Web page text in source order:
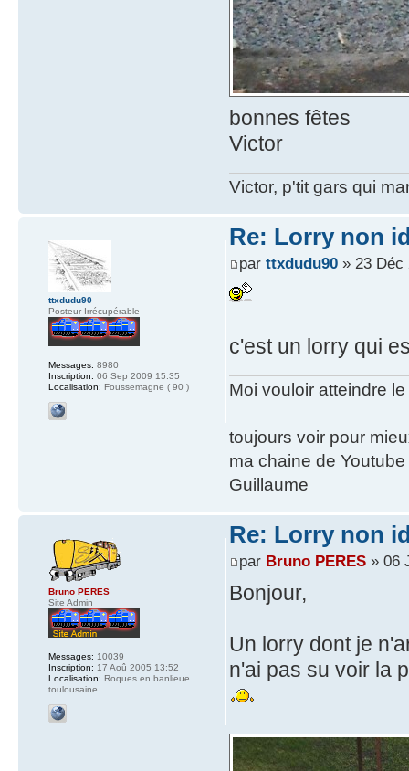
bonnes fêtes
Victor
Victor, p'tit gars qui
Re: Lorry non
par ttxdudu90» 23 Déc
c'est un lorry qui
Moi vouloir atteindre
toujours voir pour
ma chaine de
Guillaume
ttxdudu90
Posteur Irrécupérable
Messages: 8980
Inscription: 06 Sep 2009 15:35
Localisation: Foussemagne ( 90 )
Re: Lorry non
par Bruno PERES» 06
Bonjour,
Un lorry dont je
n'ai pas su voir la
Bruno PERES
Site Admin
Messages: 10039
Inscription: 17 Aoû 2005 13:52
Localisation: Roques en banlieue
toulousaine